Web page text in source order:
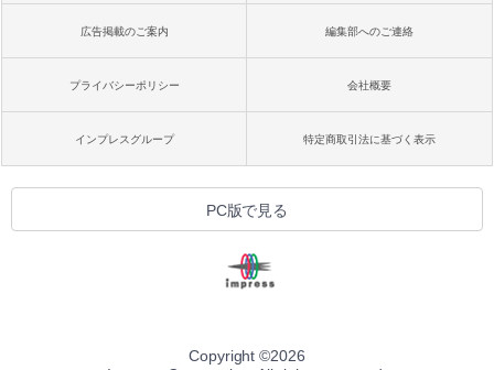
広告掲載のご案内 編集部へのご連絡
プライバシーポリシー 会社概要
インプレスグループ 特定商取引法に基づく表示
PC版で見る
Copyright ©2026